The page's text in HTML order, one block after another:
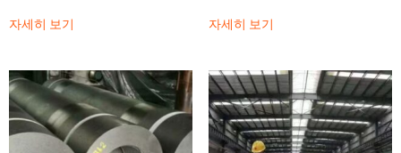
자세히 보기 자세히 보기